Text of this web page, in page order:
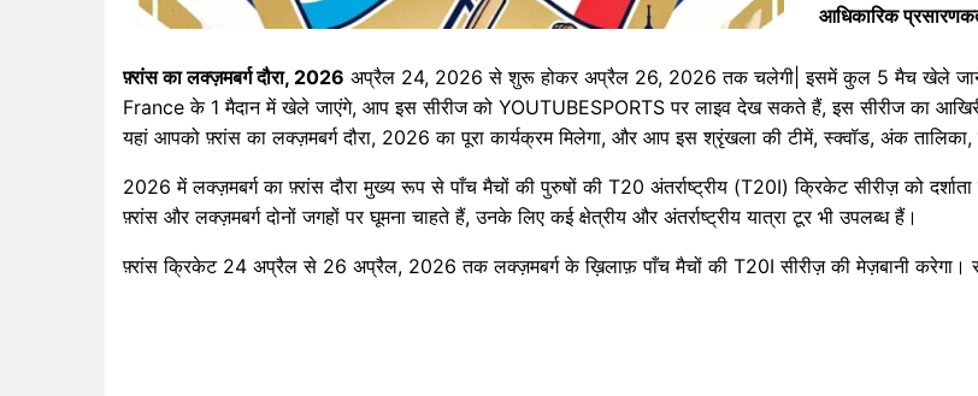
आधिकारिक
फ़्रांस का लक्ज़मबर्ग दौरा, 2026 अप्रैल 24, 2026 से शुरू होकर अप्रैल 26, 2026 तक चलेगी| इसमें कुल 5 मैच खेले
France के 1 मैदान में खेले जाएंगे, आप इस सीरीज को YOUTUBESPORTS पर लाइव देख सकते हैं, इस सीरीज का
यहां आपको फ़्रांस का लक्ज़मबर्ग दौरा, 2026 का पूरा कार्यक्रम मिलेगा, और आप इस श्रृंखला की टीमें, स्क्वॉड, अंक
2026 में लक्ज़मबर्ग का फ़्रांस दौरा मुख्य रूप से पाँच मैचों की पुरुषों की T20 अंतर्राष्ट्रीय (T20I) क्रिकेट सीरीज़ को
फ़्रांस और लक्ज़मबर्ग दोनों जगहों पर घूमना चाहते हैं, उनके लिए कई क्षेत्रीय और अंतर्राष्ट्रीय यात्रा टूर भी उपलब्ध हैं।
फ़्रांस क्रिकेट 24 अप्रैल से 26 अप्रैल, 2026 तक लक्ज़मबर्ग के ख़िलाफ़ पाँच मैचों की T20I सीरीज़ की मेज़बानी